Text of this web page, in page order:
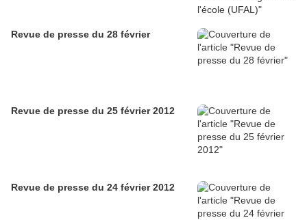
Revue de presse du 28 février
Revue de presse du 25 février 2012
Revue de presse du 24 février 2012